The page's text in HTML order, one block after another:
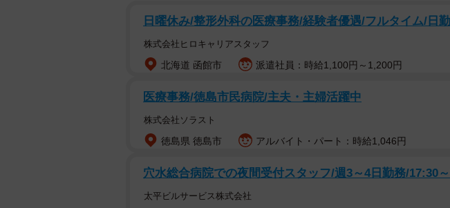
し始めた。
対照的に、中国は経済的支援やインフラ投資を通じて、米国への
役割が、米国の空白を埋める形で浸透すれば、国際社会における
は不可逆的なものとなろう。
る。各国が置かれた地理的条件、歴史的背景、そして経済的利害
律に中国支持へ転じているわけではない。米国との軍事的な連携
日曜休み/整形外科の医療事務/経験者優遇/フルタイム/日
株式会社ヒロキャリアスタッフ
北海道 函館市 派遣社員：時給1,100円～1,200円
医療事務/徳島市民病院/主夫・主婦活躍中
株式会社ソラスト
徳島県 徳島市 アルバイト・パート：時給1,046円
穴水総合病院での夜間受付スタッフ/週3～4日勤務/17:30
太平ビルサービス株式会社